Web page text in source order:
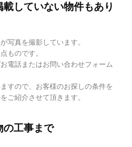
していない物件もあり
写真を撮影しています。
ものです。
電話またはお問い合わせフォーム
すので、お客様のお探しの条件を
ご紹介させて頂きます。
の工事まで